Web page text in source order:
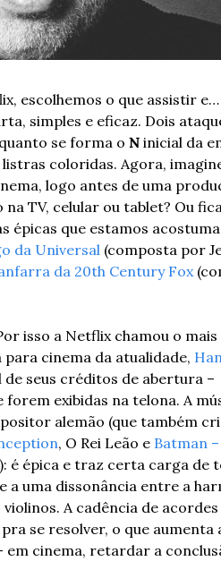
escolhemos o que assistir e…
simples e eficaz. Dois
se forma o N inicial da
coloridas. Agora,
logo antes de uma
TV, celular ou tablet? Ou
épicas que estamos
da Universal (composta por
da 20th Century Fox
isso a Netflix chamou o mais
cinema da atualidade,
seus créditos de abertura –
exibidas na telona. A
, O Rei Leão e Batman
é épica e traz certa carga de
a uma dissonância entre a
A cadência de acordes
se resolver, o que aumenta
em cinema, retardar a